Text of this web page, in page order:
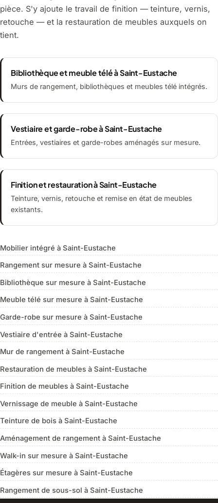
pièce. S'y ajoute le travail de finition — teinture, vernis,
retouche — et la restauration de meubles auxquels on
tient.
Bibliothèque et meuble télé à Saint-Eustache
Murs de rangement, bibliothèques et meubles télé intégrés.
Vestiaire et garde-robe à Saint-Eustache
Entrées, vestiaires et garde-robes aménagés sur mesure.
Finition et restauration à Saint-Eustache
Teinture, vernis, retouche et remise en état de meubles
existants.
Mobilier intégré à Saint-Eustache
Rangement sur mesure à Saint-Eustache
Bibliothèque sur mesure à Saint-Eustache
Meuble télé sur mesure à Saint-Eustache
Garde-robe sur mesure à Saint-Eustache
Vestiaire d'entrée à Saint-Eustache
Mur de rangement à Saint-Eustache
Restauration de meubles à Saint-Eustache
Finition de meubles à Saint-Eustache
Vernissage de meuble à Saint-Eustache
Teinture de bois à Saint-Eustache
Aménagement de rangement à Saint-Eustache
Walk-in sur mesure à Saint-Eustache
Étagères sur mesure à Saint-Eustache
Rangement de sous-sol à Saint-Eustache